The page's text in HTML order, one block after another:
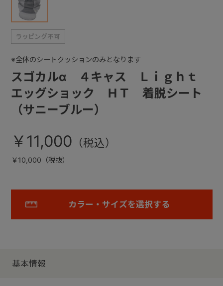
スゴカルα ４キャス Ｌｉｇｈｔ
エッグショック ＨＴ 着脱シート
（サニーブルー）
※全体のシートクッションのみとなります
￥11,000
￥10,000（税抜）
カラー・サイズを選択する
基本情報